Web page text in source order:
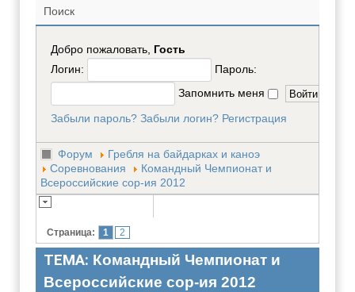
Поиск
Добро пожаловать, Гость
Логин:
Пароль:
Запомнить меня
Забыли пароль? Забыли логин? Регистрация
Форум
Гребля на байдарках и каноэ
Соревнования
Командный Чемпионат и
Всероссийские сор-ия 2012
Страница: 1 2
ТЕМА: Командный Чемпионат и
Всероссийские сор-ия 2012